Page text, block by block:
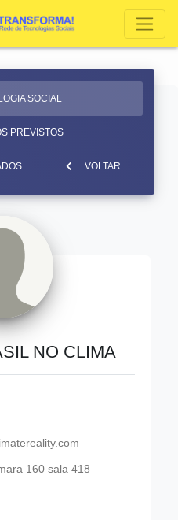
SOCIAL
PREVISTOS
VOLTAR
NO CLIMA
160 sala 418